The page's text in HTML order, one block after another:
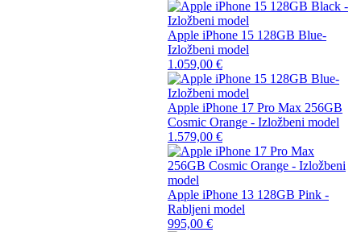
Apple iPhone 15 128GB Blue-
Izložbeni model
1.059,00 €
Apple iPhone 17 Pro Max 256GB
Cosmic Orange - Izložbeni model
1.579,00 €
Apple iPhone 13 128GB Pink -
Rabljeni model
995,00 €